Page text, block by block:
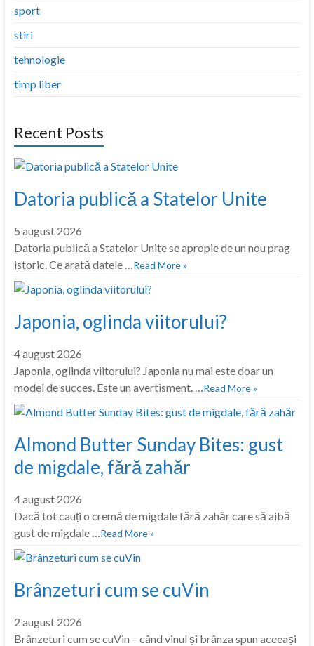
sport
stiri
tehnologie
timp liber
Recent Posts
Datoria publică a Statelor Unite
5 august 2026
Datoria publică a Statelor Unite se apropie de un nou prag
istoric. Ce arată datele …
Read More »
Japonia, oglinda viitorului?
4 august 2026
Japonia, oglinda viitorului? Japonia nu mai este doar un
model de succes. Este un avertisment. …
Read More »
Almond Butter Sunday Bites: gust
de migdale, fără zahăr
4 august 2026
Dacă tot cauți o cremă de migdale fără zahăr care să aibă
gust de migdale …
Read More »
Brânzeturi cum se cuVin
2 august 2026
Brânzeturi cum se cuVin – când vinul și brânza spun aceeași